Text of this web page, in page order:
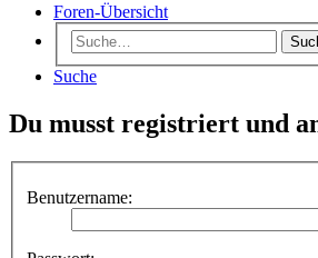
Foren-Übersicht
Suche
Du musst registriert und
Benutzername: